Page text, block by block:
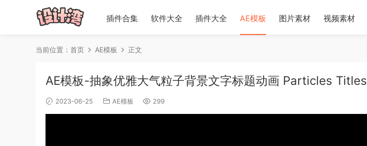
插件合集 软件大全 插件大全 AE模板 图片素材 视频素材
当前位置： 首页 AE模板 正文
AE模板-抽象优雅大气粒子背景文字标题动画 Particles Titles
2023-06-25 AE模板 299